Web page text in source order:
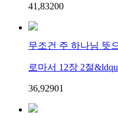
41,83200
무조건 주 하나님 뜻
로마서 12장 2절
36,92901